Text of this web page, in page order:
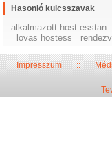
Hasonló kulcsszavak
alkalmazott host esstan
lovas hostess
Impresszum::